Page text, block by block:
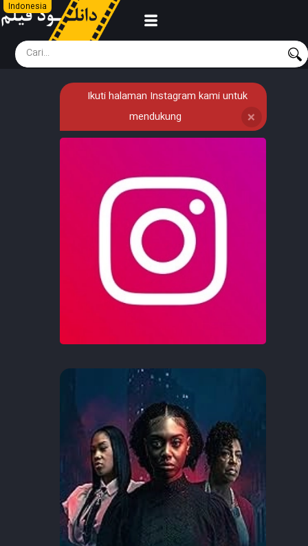
Indonesia
Ikuti halaman Instagram kami untuk
mendukung
❌